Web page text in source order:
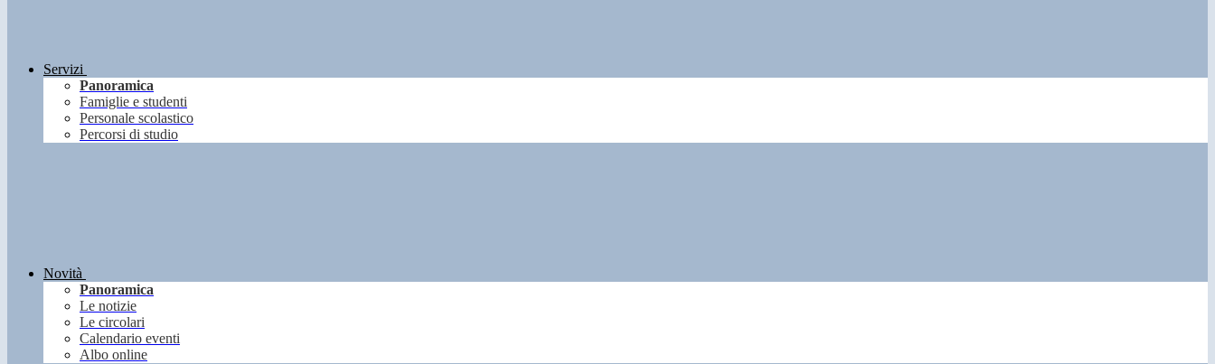
Servizi
Panoramica
Famiglie e studenti
Personale scolastico
Percorsi di studio
Novità
Panoramica
Le notizie
Le circolari
Calendario eventi
Albo online